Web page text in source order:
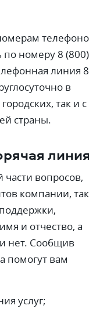
по номеру 8 (800)
линия 8
в
так и с
страны.
вопросов,
компании,
и отчество, а
нет. Сообщив
помогут вам
услуг;